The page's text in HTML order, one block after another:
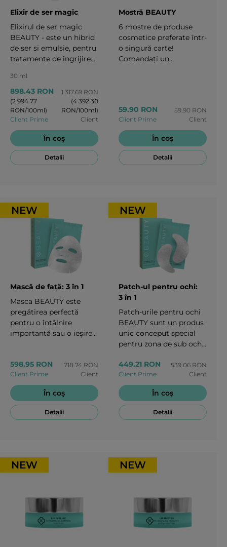
Elixir de ser magic
Elixirul de ser magic
BEAUTY - este un hibrid
de ser si emulsie, pentru
tratamente de îngrijire
eficient ca un ser, ușor
ca o emulsie, confortabil
ca o cremă. Reține
umezeala în toate
straturile pielii,
restabilește cimentul
intercelular.Serul
„împinge ridurile” și
creează cadrul interior al
matricea extracelulară și
afectând toate
structurile pielii.Este un
bestseller absolut al
brandului BEAUTY.30 ml
30 ml
898.43 RON
(2 994.77
RON/100ml)
Client Prime
1 317.69 RON
(4 392.30
RON/100ml)
Client
În coş
Detalii
Mostră BEAUTY
6 mostre de produse
cosmetice preferate într-
o singură carte!
Comandați un
59.90 RON
Client Prime
59.90 RON
Client
În coş
Detalii
NEW
Mască de față: 3 în 1
Masca BEAUTY este
pregătirea perfectă
pentru o întâlnire
importantă sau o ieșire
indiferent de vârstă sau
de momentul zilei.
Acest produs cucerește
inimile femeilor din
întreaga lume datorită
efectului său de „noapte
într-o singură cutie.
598.95 RON
Client Prime
718.74 RON
Client
În coş
Detalii
NEW
Patch-ul pentru ochi:
3 în 1
Patch-urile pentru ochi
BEAUTY sunt un produs
unic conceput special
pentru zona de sub ochi.
uri elimină semnele de
oboseală și oferă un
efect anti-îmbătrânire.
Pielea din jurul ochilor
va căpăta o strălucire
naturală într-o clipă.
o singură cutie.
449.21 RON
Client Prime
539.06 RON
Client
În coş
Detalii
NEW NEW